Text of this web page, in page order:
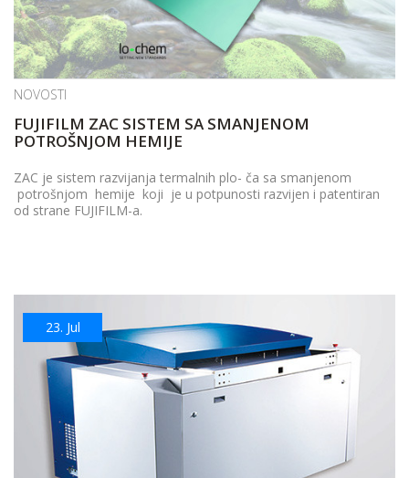
NOVOSTI
FUJIFILM ZAC SISTEM SA SMANJENOM
POTROŠNJOM HEMIJE
ZAC je sistem razvijanja termalnih plo- ča sa smanjenom
potrošnjom hemije koji je u potpunosti razvijen i patentiran
od strane FUJIFILM-a.
23. Jul